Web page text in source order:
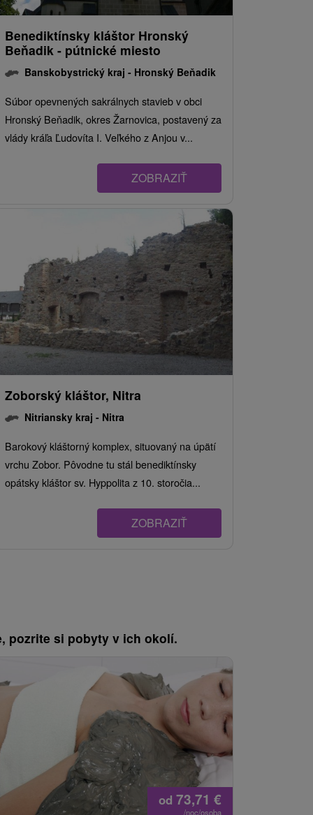
Benediktínsky kláštor Hronský
Beňadik - pútnické miesto
Banskobystrický kraj - Hronský Beňadik
Súbor opevnených sakrálnych stavieb v obci
Hronský Beňadik, okres Žarnovica, postavený za
vlády kráľa Ľudovíta I. Veľkého z Anjou v...
ZOBRAZIŤ
Zoborský kláštor, Nitra
Nitriansky kraj - Nitra
Barokový kláštorný komplex, situovaný na úpätí
vrchu Zobor. Pôvodne tu stál benediktínsky
opátsky kláštor sv. Hyppolita z 10. storočia...
ZOBRAZIŤ
pozrite si pobyty v ich okolí.
od 73,71 €
/noc/osoba